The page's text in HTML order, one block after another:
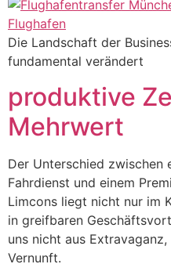
Die Landschaft der
fundamental verändert
produktive
Mehrwert
Der Unterschied zwischen
Fahrdienst und einem
Limcons liegt nicht nur im
in greifbaren
uns nicht aus
Vernunft.